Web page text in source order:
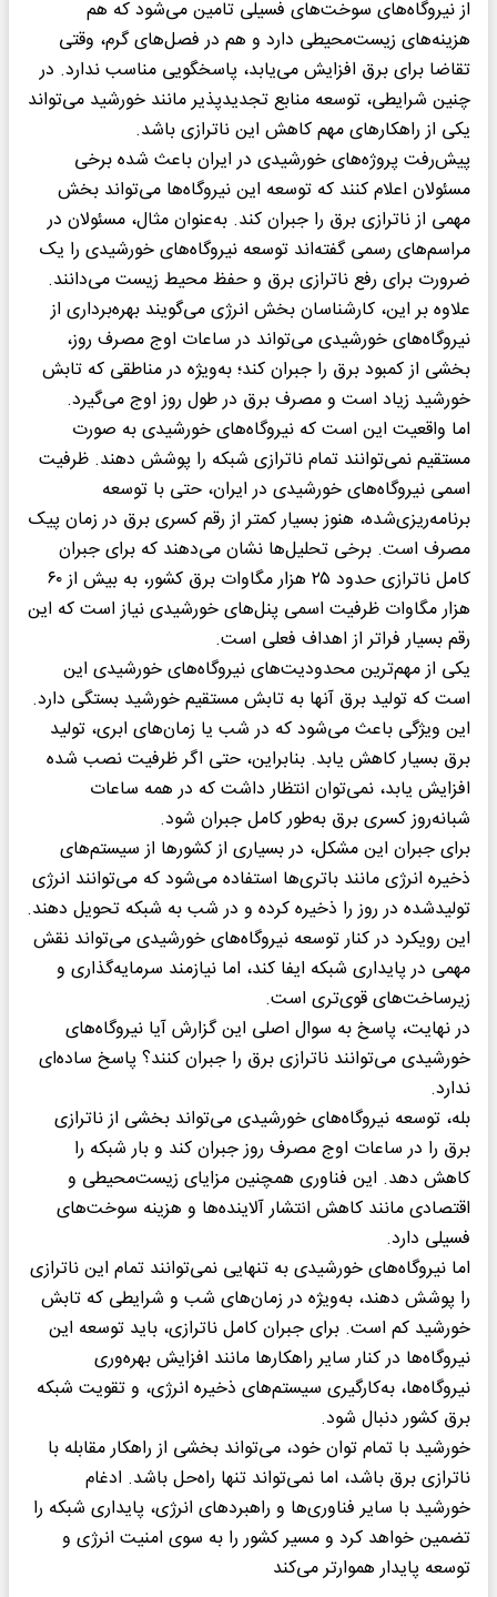
از نیروگاه‌های سوخت‌های فسیلی تامین می‌شود که هم
هزینه‌های زیست‌محیطی دارد و هم در فصل‌های گرم، وقتی
تقاضا برای برق افزایش می‌یابد، پاسخگویی مناسب ندارد. در
چنین شرایطی، توسعه منابع تجدیدپذیر مانند خورشید می‌تواند
یکی از راهکارهای مهم کاهش این ناترازی باشد.
پیش‌رفت پروژه‌های خورشیدی در ایران باعث شده برخی
مسئولان اعلام کنند که توسعه این نیروگاه‌ها می‌تواند بخش
مهمی از ناترازی برق را جبران کند. به‌عنوان مثال، مسئولان در
مراسم‌های رسمی گفته‌اند توسعه نیروگاه‌های خورشیدی را یک
ضرورت برای رفع ناترازی برق و حفظ محیط زیست می‌دانند.
علاوه بر این، کارشناسان بخش انرژی می‌گویند بهره‌برداری از
نیروگاه‌های خورشیدی می‌تواند در ساعات اوج مصرف روز،
بخشی از کمبود برق را جبران کند؛ به‌ویژه در مناطقی که تابش
خورشید زیاد است و مصرف برق در طول روز اوج می‌گیرد.
اما واقعیت این است که نیروگاه‌های خورشیدی به صورت
مستقیم نمی‌توانند تمام ناترازی شبکه را پوشش دهند. ظرفیت
اسمی نیروگاه‌های خورشیدی در ایران، حتی با توسعه
برنامه‌ریزی‌شده، هنوز بسیار کمتر از رقم کسری برق در زمان پیک
مصرف است. برخی تحلیل‌ها نشان می‌دهند که برای جبران
کامل ناترازی حدود ۲۵ هزار مگاوات برق کشور، به بیش از ۶۰
هزار مگاوات ظرفیت اسمی پنل‌های خورشیدی نیاز است که این
رقم بسیار فراتر از اهداف فعلی است.
یکی از مهم‌ترین محدودیت‌های نیروگاه‌های خورشیدی این
است که تولید برق آنها به تابش مستقیم خورشید بستگی دارد.
این ویژگی باعث می‌شود که در شب یا زمان‌های ابری، تولید
برق بسیار کاهش یابد. بنابراین، حتی اگر ظرفیت نصب شده
افزایش یابد، نمی‌توان انتظار داشت که در همه ساعات
شبانه‌روز کسری برق به‌طور کامل جبران شود.
برای جبران این مشکل، در بسیاری از کشورها از سیستم‌های
ذخیره انرژی مانند باتری‌ها استفاده می‌شود که می‌توانند انرژی
تولیدشده در روز را ذخیره کرده و در شب به شبکه تحویل دهند.
این رویکرد در کنار توسعه نیروگاه‌های خورشیدی می‌تواند نقش
مهمی در پایداری شبکه ایفا کند، اما نیازمند سرمایه‌گذاری و
زیرساخت‌های قوی‌تری است.
در نهایت، پاسخ به سوال اصلی این گزارش آیا نیروگاه‌های
خورشیدی می‌توانند ناترازی برق را جبران کنند؟ پاسخ ساده‌ای
ندارد.
بله، توسعه نیروگاه‌های خورشیدی می‌تواند بخشی از ناترازی
برق را در ساعات اوج مصرف روز جبران کند و بار شبکه را
کاهش دهد. این فناوری همچنین مزایای زیست‌محیطی و
اقتصادی مانند کاهش انتشار آلاینده‌ها و هزینه سوخت‌های
فسیلی دارد.
اما نیروگاه‌های خورشیدی به تنهایی نمی‌توانند تمام این ناترازی
را پوشش دهند، به‌ویژه در زمان‌های شب و شرایطی که تابش
خورشید کم است. برای جبران کامل ناترازی، باید توسعه این
نیروگاه‌ها در کنار سایر راهکارها مانند افزایش بهره‌وری
نیروگاه‌ها، به‌کارگیری سیستم‌های ذخیره انرژی، و تقویت شبکه
برق کشور دنبال شود.
خورشید با تمام توان خود، می‌تواند بخشی از راهکار مقابله با
ناترازی برق باشد، اما نمی‌تواند تنها راه‌حل باشد. ادغام
خورشید با سایر فناوری‌ها و راهبردهای انرژی، پایداری شبکه را
تضمین خواهد کرد و مسیر کشور را به سوی امنیت انرژی و
توسعه پایدار هموارتر می‌کند